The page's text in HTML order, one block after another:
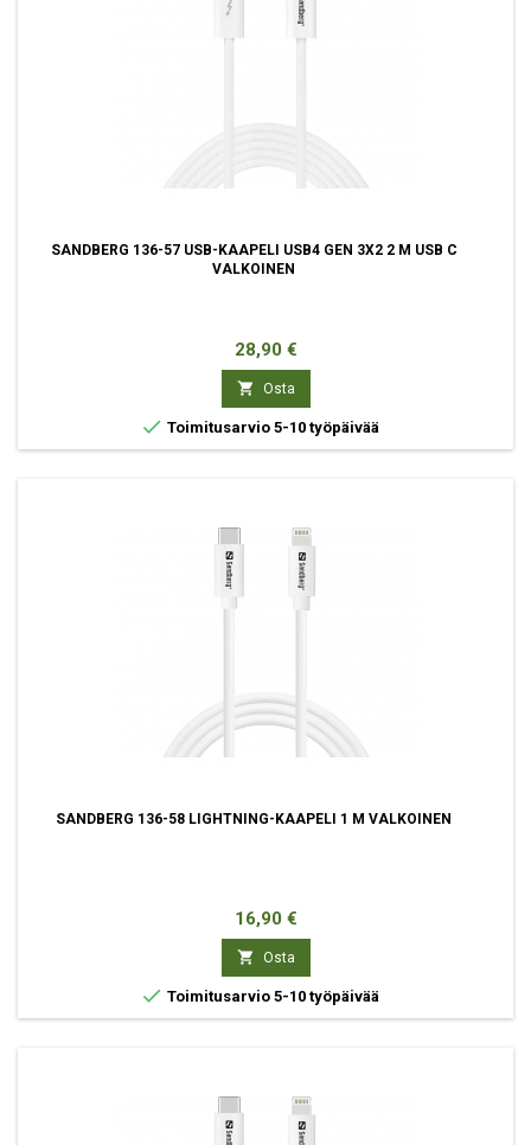
SANDBERG 136-57 USB-KAAPELI USB4 GEN 3X2 2 M USB C
VALKOINEN
Hinta
28,90 €
 Osta
 Toimitusarvio 5-10 työpäivää
SANDBERG 136-58 LIGHTNING-KAAPELI 1 M VALKOINEN
Hinta
16,90 €
 Osta
 Toimitusarvio 5-10 työpäivää